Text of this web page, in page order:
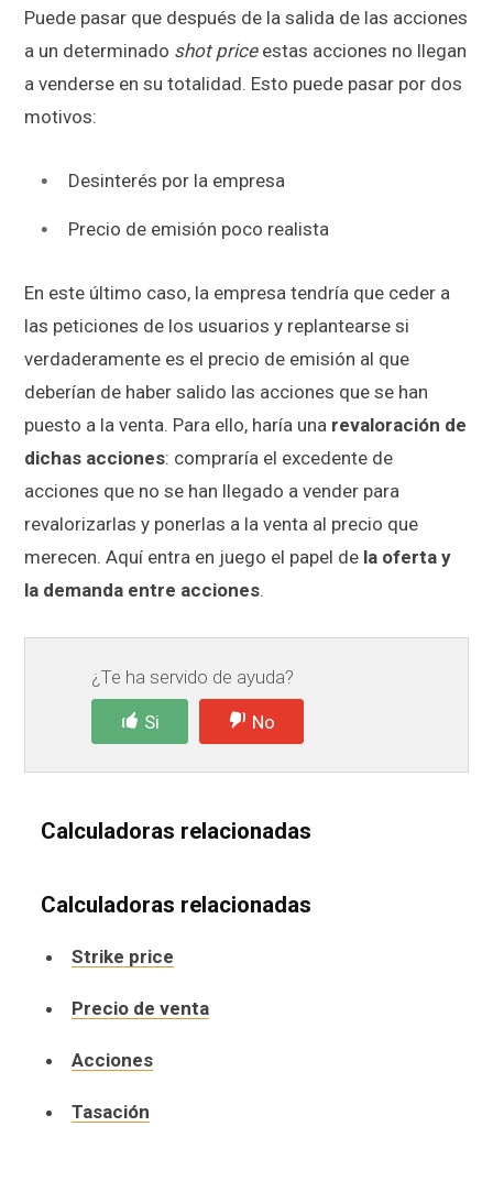
Puede pasar que después de la salida de las acciones
a un determinado shot priceestas acciones no llegan
a venderse en su totalidad. Esto puede pasar por dos
motivos:
Desinterés por la empresa
Precio de emisión poco realista
En este último caso, la empresa tendría que ceder a
las peticiones de los usuarios y replantearse si
verdaderamente es el precio de emisión al que
deberían de haber salido las acciones que se han
puesto a la venta. Para ello, haría una revaloración de
dichas acciones: compraría el excedente de
acciones que no se han llegado a vender para
revalorizarlas y ponerlas a la venta al precio que
merecen. Aquí entra en juego el papel de la oferta y
la demanda entre acciones.
¿Te ha servido de ayuda?
Si No
Calculadoras relacionadas
Calculadoras relacionadas
Strike price
Precio de venta
Acciones
Tasación